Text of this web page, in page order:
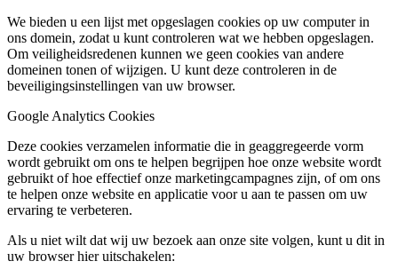
We bieden u een lijst met opgeslagen cookies op uw computer in
ons domein, zodat u kunt controleren wat we hebben opgeslagen.
Om veiligheidsredenen kunnen we geen cookies van andere
domeinen tonen of wijzigen. U kunt deze controleren in de
beveiligingsinstellingen van uw browser.
Google Analytics Cookies
Deze cookies verzamelen informatie die in geaggregeerde vorm
wordt gebruikt om ons te helpen begrijpen hoe onze website wordt
gebruikt of hoe effectief onze marketingcampagnes zijn, of om ons
te helpen onze website en applicatie voor u aan te passen om uw
ervaring te verbeteren.
Als u niet wilt dat wij uw bezoek aan onze site volgen, kunt u dit in
uw browser hier uitschakelen: